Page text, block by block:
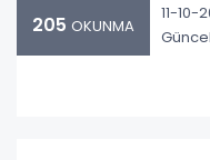
205 OKUNMA
11-10-